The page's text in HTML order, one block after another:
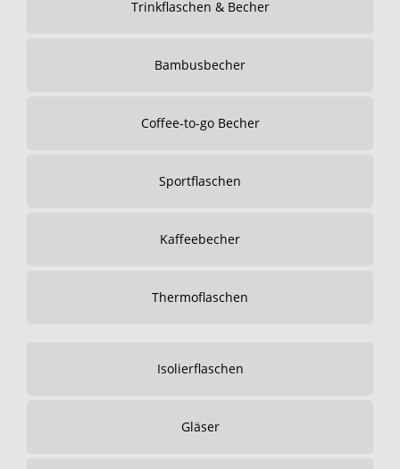
Trinkflaschen & Becher
Bambusbecher
Coffee-to-go Becher
Sportflaschen
Kaffeebecher
Thermoflaschen
Isolierflaschen
Gläser